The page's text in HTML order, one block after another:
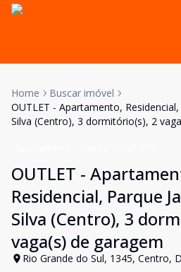
Home
Buscar imóvel
OUTLET - Apartamento,
Silva (Centro), 3 dormitório(s), 2
OUTLET -
Residencial, Parque
Silva (Centro), 3
vaga(s) de garagem
Rio Grande do Sul, 1345, Centro,